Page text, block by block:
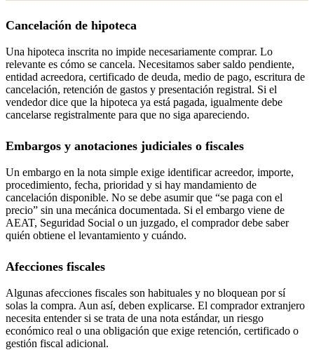
Cancelación de hipoteca
Una hipoteca inscrita no impide necesariamente comprar. Lo
relevante es cómo se cancela. Necesitamos saber saldo pendiente,
entidad acreedora, certificado de deuda, medio de pago, escritura de
cancelación, retención de gastos y presentación registral. Si el
vendedor dice que la hipoteca ya está pagada, igualmente debe
cancelarse registralmente para que no siga apareciendo.
Embargos y anotaciones judiciales o fiscales
Un embargo en la nota simple exige identificar acreedor, importe,
procedimiento, fecha, prioridad y si hay mandamiento de
cancelación disponible. No se debe asumir que “se paga con el
precio” sin una mecánica documentada. Si el embargo viene de
AEAT, Seguridad Social o un juzgado, el comprador debe saber
quién obtiene el levantamiento y cuándo.
Afecciones fiscales
Algunas afecciones fiscales son habituales y no bloquean por sí
solas la compra. Aun así, deben explicarse. El comprador extranjero
necesita entender si se trata de una nota estándar, un riesgo
económico real o una obligación que exige retención, certificado o
gestión fiscal adicional.